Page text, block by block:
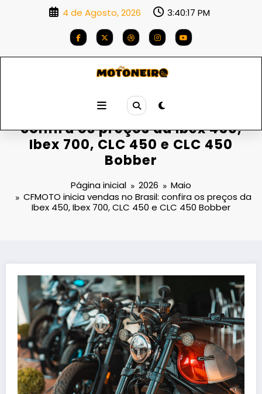
4 de Agosto, 2026 3:40:18 PM
CFMOTO inicia vendas no Brasil:
confira os preços da Ibex 450,
Ibex 700, CLC 450 e CLC 450
Bobber
Página inicial 2026
Maio
CFMOTO inicia vendas no Brasil: confira os preços da
Ibex 450, Ibex 700, CLC 450 e CLC 450 Bobber